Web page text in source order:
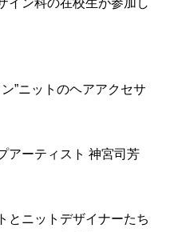
”ニットのヘアアクセサ
アーティスト 神宮司芳
とニットデザイナーたち